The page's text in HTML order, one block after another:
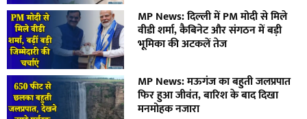
MP News: दिल्ली में PM मोदी से मिले
वीडी शर्मा, कैबिनेट और संगठन में बड़ी
भूमिका की अटकलें तेज
MP News: मऊगंज का बहुती जलप्रपात
फिर हुआ जीवंत, बारिश के बाद दिखा
मनमोहक नजारा